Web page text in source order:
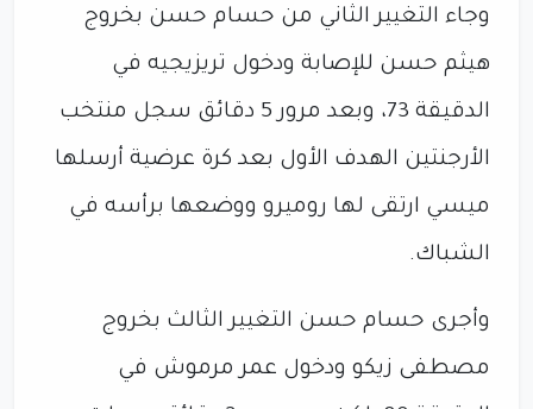
وجاء التغيير الثاني من حسام حسن بخروج
هيثم حسن للإصابة ودخول تريزيجيه في
الدقيقة 73، وبعد مرور 5 دقائق سجل منتخب
الأرجنتين الهدف الأول بعد كرة عرضية أرسلها
ميسي ارتقى لها روميرو ووضعها برأسه في
الشباك.
وأجرى حسام حسن التغيير الثالث بخروج
مصطفى زيكو ودخول عمر مرموش في